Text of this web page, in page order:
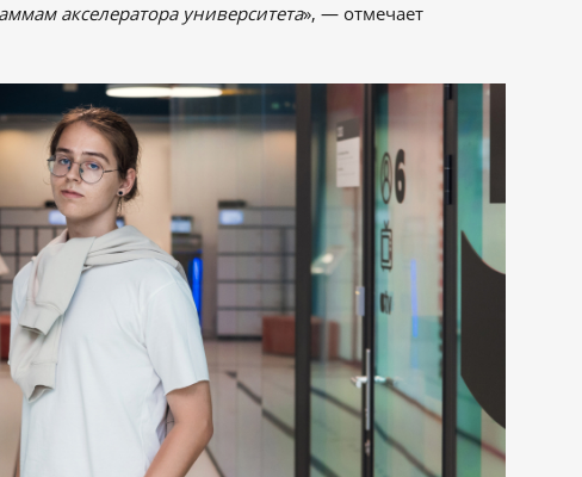
акселератора университета», — отмечает